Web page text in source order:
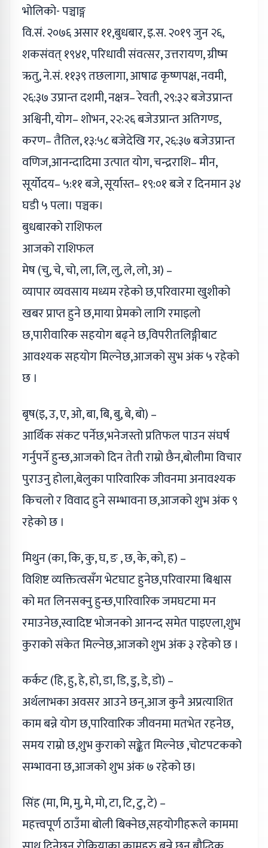
भोलिको- पञ्चाङ्ग
वि.सं. २०७६ असार ११,बुधबार, इ.स. २०१९ जुन २६,
शकसंवत् १९४१, परिधावी संवत्सर, उत्तरायण, ग्रीष्म
ऋतु, ने.सं. ११३९ तछलागा, आषाढ कृष्णपक्ष, नवमी,
२६:३७ उप्रान्त दशमी, नक्षत्र– रेवती, २९:३२ बजेउप्रान्त
अश्विनी, योग– शोभन, २२:२६ बजेउप्रान्त अतिगण्ड,
करण– तैतिल, १३:५८ बजेदेखि गर, २६:३७ बजेउप्रान्त
वणिज,आनन्दादिमा उत्पात योग, चन्द्रराशि– मीन,
सूर्योदय– ५:११ बजे, सूर्यास्त– १९:०१ बजे र दिनमान ३४
घडी ५ पला। पञ्चक।
बुधबारको राशिफल
आजको राशिफल
मेष (चु, चे, चो, ला, लि, लु, ले, लो, अ) –
व्यापार व्यवसाय मध्यम रहेको छ,परिवारमा खुशीको
खबर प्राप्त हुने छ,माया प्रेमको लागि रमाइलो
छ,पारीवारिक सहयोग बढ्ने छ,विपरीतलिङ्गीबाट
आवश्यक सहयोग मिल्नेछ,आजको सुभ अंक ५ रहेको
छ ।
बृष(इ, उ, ए, ओ, बा, बि, बु, बे, बो) –
आर्थिक संकट पर्नेछ,भनेजस्तो प्रतिफल पाउन संघर्ष
गर्नुपर्ने हुन्छ,आजको दिन तेती राम्रो छैन,बोलीमा विचार
पुराउनु होला,बेलुका पारिवारिक जीवनमा अनावश्यक
किचलो र विवाद हुने सम्भावना छ,आजको शुभ अंक ९
रहेको छ ।
मिथुन (का, कि, कु, घ, ङ , छ, के, को, ह) –
विशिष्ट व्यक्तित्वसँग भेटघाट हुनेछ,परिवारमा बिश्वास
को मत लिनसक्नु हुन्छ,पारिवारिक जमघटमा मन
रमाउनेछ,स्वादिष्ट भोजनको आनन्द समेत पाइएला,शुभ
कुराको संकेत मिल्नेछ,आजको शुभ अंक ३ रहेको छ ।
कर्कट (हि, हु, हे, हो, डा, डि, डु, डे, डो) –
अर्थलाभका अवसर आउने छन्,आज कुनै अप्रत्याशित
काम बन्ने योग छ,पारिवारिक जीवनमा मतभेत रहनेछ,
समय राम्रो छ,शुभ कुराको सङ्केत मिल्नेछ ,चोटपटकको
सम्भावना छ,आजको शुभ अंक ७ रहेको छ।
सिंह (मा, मि, मु, मे, मो, टा, टि, टु, टे) –
महत्त्वपूर्ण ठाउँमा बोली बिक्नेछ,सहयोगीहरूले काममा